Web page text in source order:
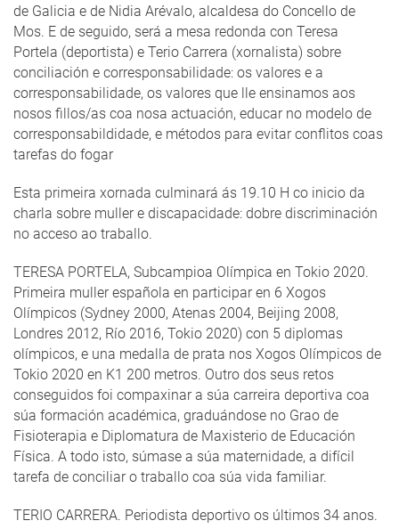
de Galicia e de Nidia Arévalo, alcaldesa do Concello de
Mos. E de seguido, será a mesa redonda con Teresa
Portela (deportista) e Terio Carrera (xornalista) sobre
conciliación e corresponsabilidade: os valores e a
corresponsabilidade, os valores que lle ensinamos aos
nosos fillos/as coa nosa actuación, educar no modelo de
corresponsabildidade, e métodos para evitar conflitos coas
tarefas do fogar
Esta primeira xornada culminará ás 19.10 H co inicio da
charla sobre muller e discapacidade: dobre discriminación
no acceso ao traballo.
TERESA PORTELA, Subcampioa Olímpica en Tokio 2020.
Primeira muller española en participar en 6 Xogos
Olímpicos (Sydney 2000, Atenas 2004, Beijing 2008,
Londres 2012, Río 2016, Tokio 2020) con 5 diplomas
olímpicos, e una medalla de prata nos Xogos Olímpicos de
Tokio 2020 en K1 200 metros. Outro dos seus retos
conseguidos foi compaxinar a súa carreira deportiva coa
súa formación académica, graduándose no Grao de
Fisioterapia e Diplomatura de Maxisterio de Educación
Física. A todo isto, súmase a súa maternidade, a difícil
tarefa de conciliar o traballo coa súa vida familiar.
TERIO CARRERA. Periodista deportivo os últimos 34 anos.